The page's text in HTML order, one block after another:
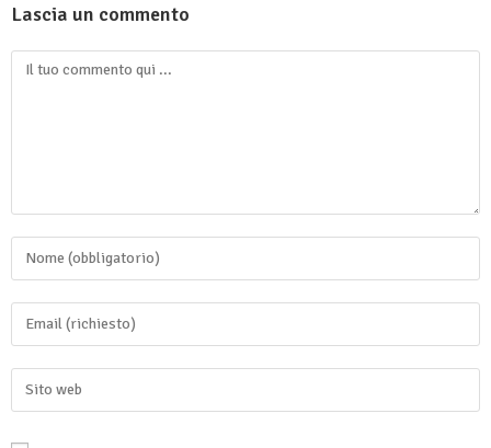
Lascia un commento